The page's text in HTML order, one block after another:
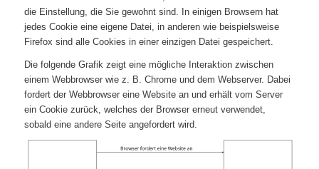
die Einstellung, die Sie gewohnt sind. In einigen Browsern hat
jedes Cookie eine eigene Datei, in anderen wie beispielsweise
Firefox sind alle Cookies in einer einzigen Datei gespeichert.
Die folgende Grafik zeigt eine mögliche Interaktion zwischen
einem Webbrowser wie z. B. Chrome und dem Webserver. Dabei
fordert der Webbrowser eine Website an und erhält vom Server
ein Cookie zurück, welches der Browser erneut verwendet,
sobald eine andere Seite angefordert wird.